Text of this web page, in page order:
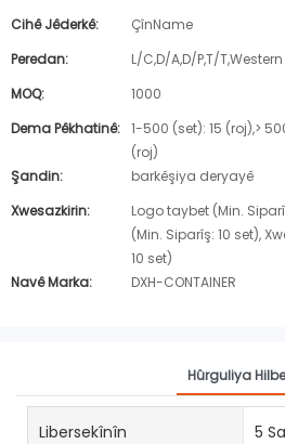
Cihê Jêderkê:
ÇînName
Peredan:
L/C,D/A,D/P,T/
MOQ:
1000
Dema Pêkhatinê: 1-500 (set): 15 (roj),>
(roj)
Şandin:
barkêşiya deryayê
Xwesazkirin:
Logo taybet (Min.
(Min. Siparîş: 10 set),
10 set)
Navê Marka:
DXH-CONTAINER
Hûrguliya
Libersekînîn 5